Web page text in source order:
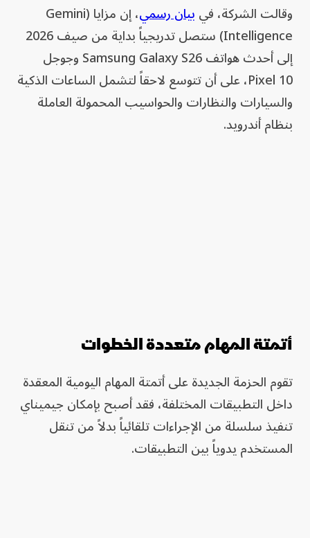
وقالت الشركة، فيبيان رسمي
، إن مزايا (Gemini
Intelligence) ستصل تدريجياً بداية من صيف 2026
إلى أحدث هواتف Samsung Galaxy S26 وجوجل
Pixel 10، على أن تتوسع لاحقاً لتشمل الساعات الذكية
والسيارات والنظارات والحواسيب المحمولة العاملة
بنظام أندرويد.
أتمتة المهام متعددة الخطوات
تقوم الحزمة الجديدة على أتمتة المهام اليومية المعقدة
داخل التطبيقات المختلفة، فقد أصبح بإمكان جيميناي
تنفيذ سلسلة من الإجراءات تلقائياً بدلاً من تنقل
المستخدم يدوياً بين التطبيقات.